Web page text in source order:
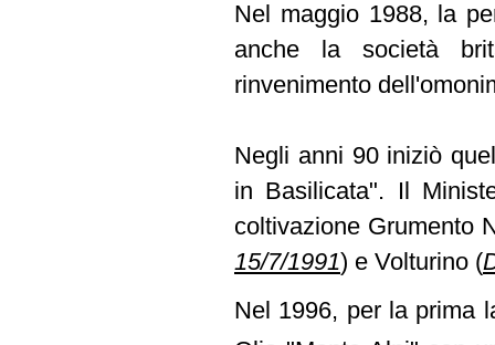
Nel maggio 1988, la
anche la società
rinvenimento
Negli anni 90 iniziò
in Basilicata". Il
coltivazione Grumento
15/7/1991) e Volturino (
Nel 1996, per la prima